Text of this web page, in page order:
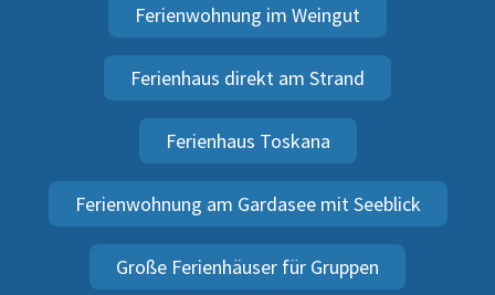
Ferienwohnung im Weingut
Ferienhaus direkt am Strand
Ferienhaus Toskana
Ferienwohnung am Gardasee mit Seeblick
Große Ferienhäuser für Gruppen